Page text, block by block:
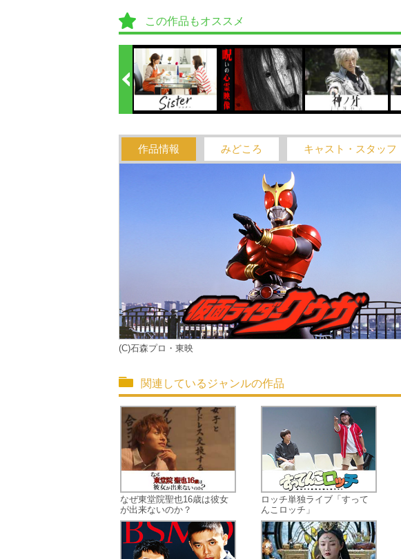
この作品もオススメ
作品情報 みどころ キャスト・スタッフ
(C)石森プロ・東映
関連しているジャンルの作品
なぜ東堂院聖也16歳は彼女
が出来ないのか？
ロッチ単独ライブ「すって
んこロッチ」